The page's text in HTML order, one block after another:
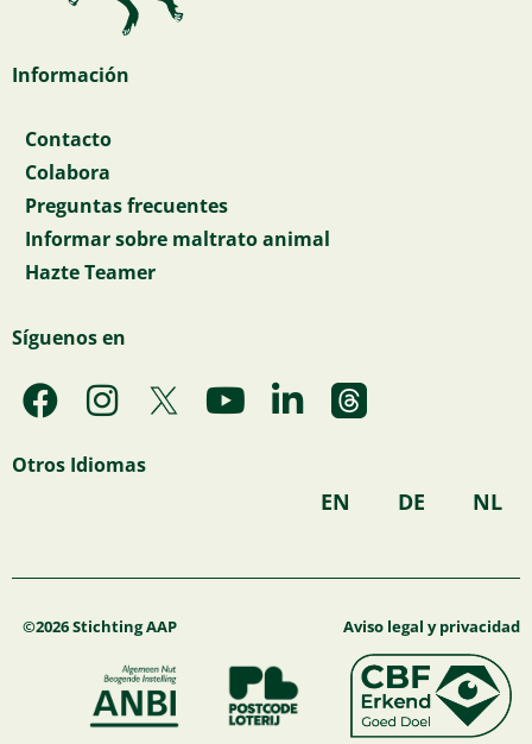
Información
Contacto
Colabora
Preguntas frecuentes
Informar sobre maltrato animal
Hazte Teamer
Síguenos en
F
a
c
o
k
I
n
s
g
a
m
Y
o
b
L
i
d
Otros Idiomas
EN DE NL
©2026 Stichting AAP Aviso legal y privacidad